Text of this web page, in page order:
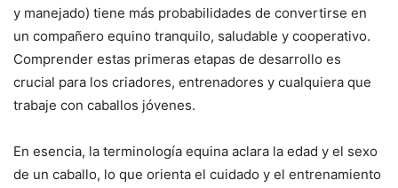
y manejado) tiene más probabilidades de convertirse en
un compañero equino tranquilo, saludable y cooperativo.
Comprender estas primeras etapas de desarrollo es
crucial para los criadores, entrenadores y cualquiera que
trabaje con caballos jóvenes.
En esencia, la terminología equina aclara la edad y el sexo
de un caballo, lo que orienta el cuidado y el entrenamiento